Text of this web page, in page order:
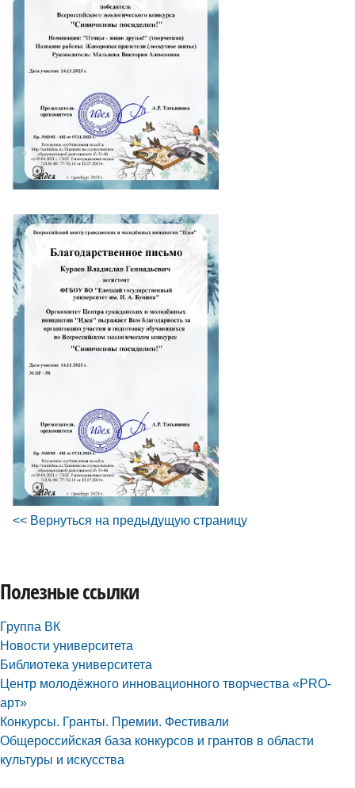
<< Вернуться на предыдущую страницу
Полезные ссылки
Группа ВК
Новости университета
Библиотека университета
Центр молодёжного инновационного творчества «PRO-
арт»
Конкурсы. Гранты. Премии. Фестивали
Общероссийская база конкурсов и грантов в области
культуры и искусства